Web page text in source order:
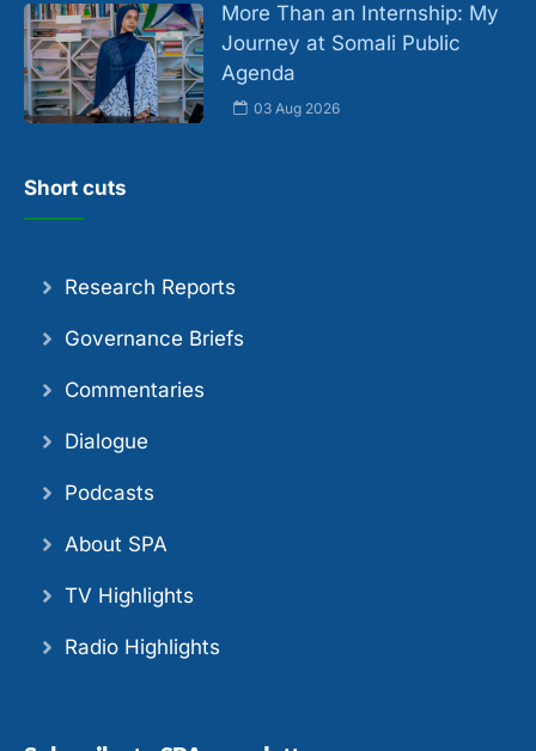
More Than an Internship: My
Journey at Somali Public
Agenda
03 Aug 2026
Short cuts
Research Reports
Governance Briefs
Commentaries
Dialogue
Podcasts
About SPA
TV Highlights
Radio Highlights